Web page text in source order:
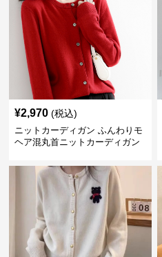
¥2,970 (税込)
ニットカーディガン ふんわりモ
ヘア混丸首ニットカーディガン